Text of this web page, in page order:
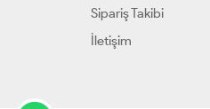
Sipariş Takibi
İletişim